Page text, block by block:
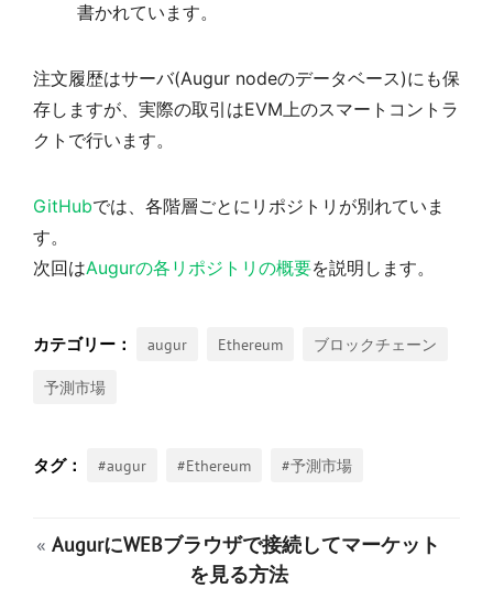
書かれています。
注文履歴はサーバ(Augur nodeのデータベース)にも保
存しますが、実際の取引はEVM上のスマートコントラ
クトで行います。
GitHubでは、各階層ごとにリポジトリが別れていま
す。
次回はAugurの各リポジトリの概要を説明します。
augur Ethereum ブロックチェーン
予測市場
#augur #Ethereum #予測市場
« AugurにWEBブラウザで接続してマーケット
を見る方法